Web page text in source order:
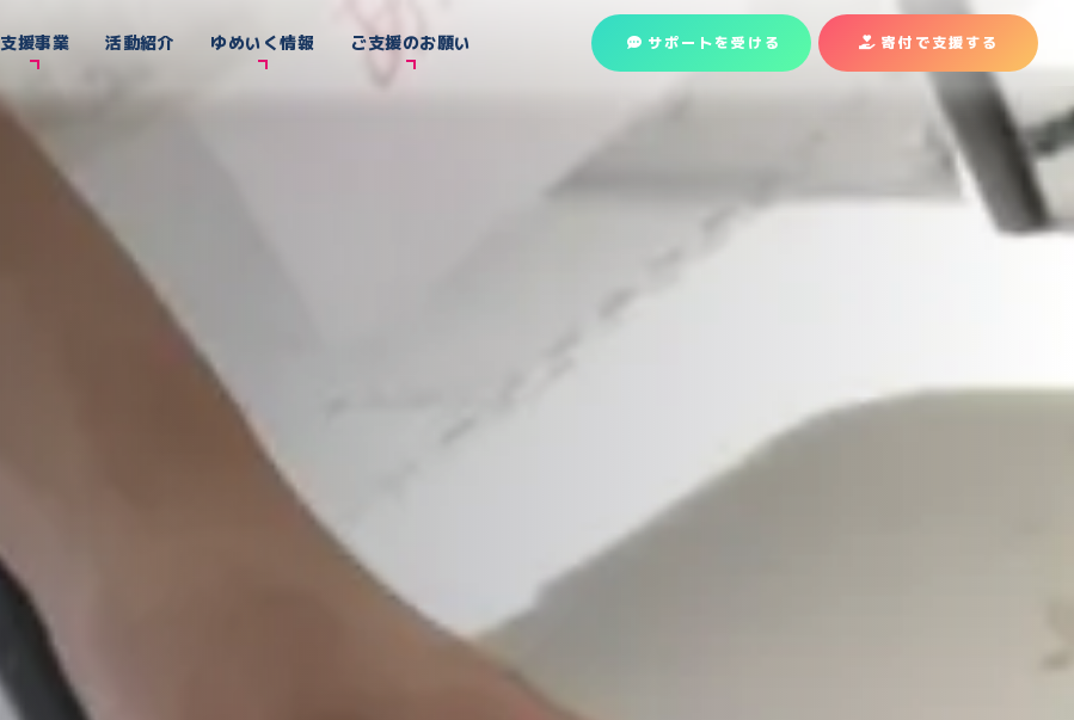
支援事業 活動紹介 ゆめいく情報 ご支援のお願い サポートを受ける 寄付で支援 する